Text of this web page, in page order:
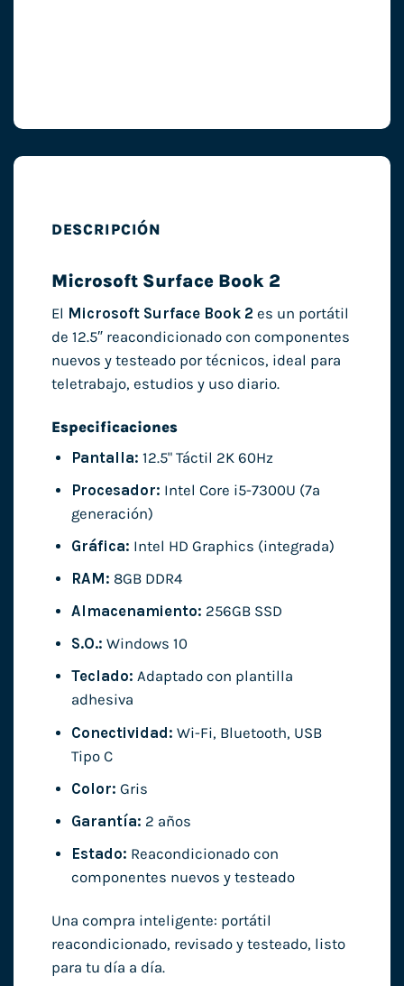
DESCRIPCIÓN
Microsoft Surface Book 2
El Microsoft Surface Book 2 es un portátil
de 12.5″ reacondicionado con componentes
nuevos y testeado por técnicos, ideal para
teletrabajo, estudios y uso diario.
Especificaciones
Pantalla: 12.5" Táctil 2K 60Hz
Procesador: Intel Core i5-7300U (7ª
generación)
Gráfica: Intel HD Graphics (integrada)
RAM: 8GB DDR4
Almacenamiento: 256GB SSD
S.O.: Windows 10
Teclado: Adaptado con plantilla
adhesiva
Conectividad: Wi-Fi, Bluetooth, USB
Tipo C
Color: Gris
Garantía: 2 años
Estado: Reacondicionado con
componentes nuevos y testeado
Una compra inteligente: portátil
reacondicionado, revisado y testeado, listo
para tu día a día.